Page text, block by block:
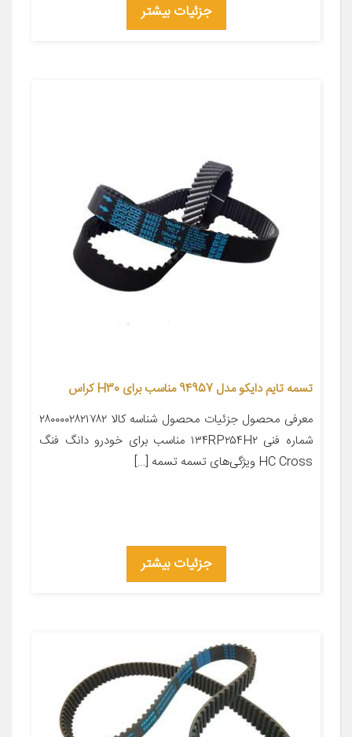
جزئیات بیشتر
تسمه تایم دایکو مدل 94957 مناسب برای H30 کراس
معرفی محصول جزئیات محصول شناسه کالا ۲۸۰۰۰۰۲۸۲۱۷۸۲
شماره فنی ۱۳۴RP۲۵۴H۲ مناسب برای خودرو دانگ فنگ
HC Cross ویژگی‌های تسمه تسمه […]
جزئیات بیشتر